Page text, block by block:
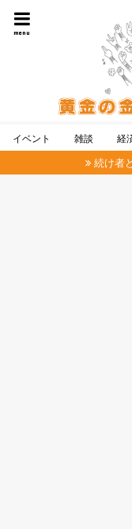
menu
イベント 雑談 経
続け者